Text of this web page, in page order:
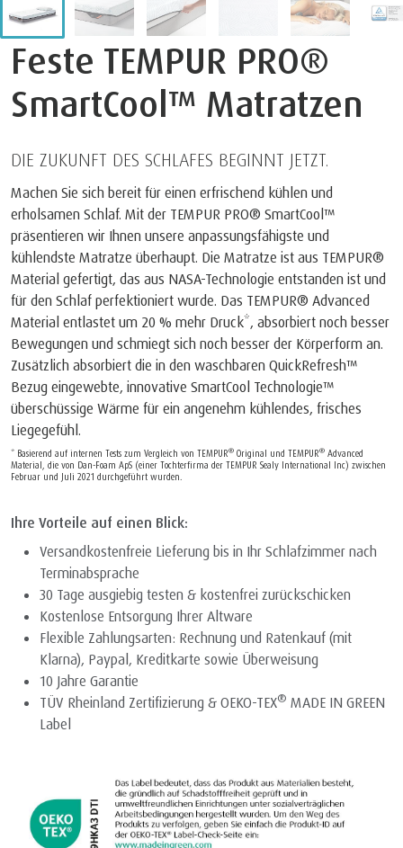
Feste TEMPUR PRO®
SmartCool™ Matratzen
DIE ZUKUNFT DES SCHLAFES BEGINNT JETZT.
Machen Sie sich bereit für einen erfrischend kühlen und
erholsamen Schlaf. Mit der TEMPUR PRO® SmartCool™
präsentieren wir Ihnen unsere anpassungsfähigste und
kühlendste Matratze überhaupt. Die Matratze ist aus TEMPUR®
Material gefertigt, das aus NASA-Technologie entstanden ist und
für den Schlaf perfektioniert wurde. Das TEMPUR® Advanced
Material entlastet um 20 % mehr Druck*, absorbiert noch besser
Bewegungen und schmiegt sich noch besser der Körperform an.
Zusätzlich absorbiert die in den waschbaren QuickRefresh™
Bezug eingewebte, innovative SmartCool Technologie™
überschüssige Wärme für ein angenehm kühlendes, frisches
Liegegefühl.
* Basierend auf internen Tests zum Vergleich von TEMPUR® Original und TEMPUR® Advanced
Material, die von Dan-Foam ApS (einer Tochterfirma der TEMPUR Sealy International Inc) zwischen
Februar und Juli 2021 durchgeführt wurden.
Ihre Vorteile auf einen Blick:
Versandkostenfreie Lieferung bis in Ihr Schlafzimmer nach
Terminabsprache
30 Tage ausgiebig testen & kostenfrei zurückschicken
Kostenlose Entsorgung Ihrer Altware
Flexible Zahlungsarten: Rechnung und Ratenkauf (mit
Klarna), Paypal, Kreditkarte sowie Überweisung
10 Jahre Garantie
TÜV Rheinland Zertifizierung & OEKO-TEX® MADE IN GREEN
Label